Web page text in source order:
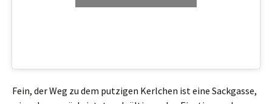
Fein, der Weg zu dem putzigen Kerlchen ist eine Sackgasse,